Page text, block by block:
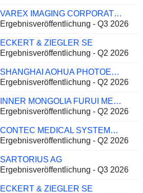
VAREX IMAGING CORPORATION
Ergebnisveröffentlichung - Q3 2026
ECKERT & ZIEGLER SE
Ergebnisveröffentlichung - Q2 2026
SHANGHAI AOHUA PHOTOELECTRICITY ENDOSCOPE CO., LTD.
Ergebnisveröffentlichung - Q2 2026
INNER MONGOLIA FURUI MEDICAL SCIENCE CO., LTD.
Ergebnisveröffentlichung - Q2 2026
CONTEC MEDICAL SYSTEMS CO.,LTD
Ergebnisveröffentlichung - Q2 2026
SARTORIUS AG
Ergebnisveröffentlichung - Q3 2026
ECKERT & ZIEGLER SE